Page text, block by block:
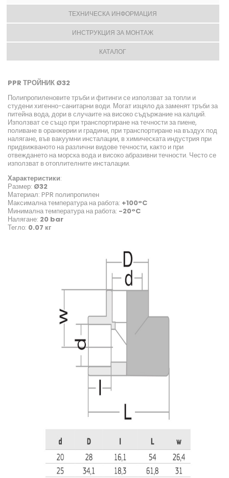
ТЕХНИЧЕСКА ИНФОРМАЦИЯ
ИНСТРУКЦИЯ ЗА МОНТАЖ
КАТАЛОГ
PPR ТРОЙНИК Ø32
Полипропиленовите тръби и фитинги се използват за топли и
студени хигенно-санитарни води. Могат изцяло да заменят тръби за
питейна вода, дори в случаите на високо съдържание на калций.
Използват се също при транспортиране на течности за пиене,
поливане в оранжерии и градини, при транспортиране на въздух под
налягане, във вакуумни инсталации, в химическата индустрия при
придвижваното на различни видове течности, както и при
отвеждането на морска вода и високо абразивни течности. Често се
използват в отоплителните инсталации.
Характеристики:
Размер: Ø32
Материал: PPR полипропилен
Максимална температура на работа: +100°C
Минимална температура на работа: -20°C
Налягане: 20 bar
Тегло: 0.07 кг